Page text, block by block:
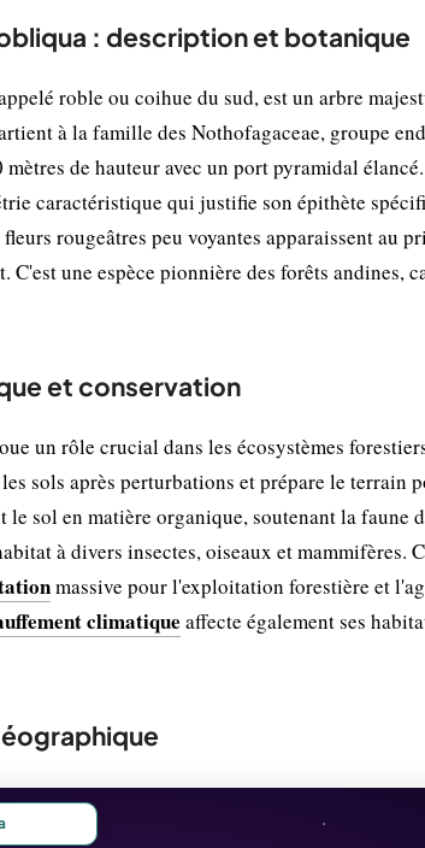
: description et botanique
roble ou coihue du sud, est un arbre
à la famille des Nothofagaceae, groupe
de hauteur avec un port pyramidal
caractéristique qui justifie son épithète
fleurs rougeâtres peu voyantes apparaissent au
C'est une espèce pionnière des forêts andines,
et conservation
un rôle crucial dans les écosystèmes
sols après perturbations et prépare le terrain
le sol en matière organique, soutenant la
à divers insectes, oiseaux et mammifères.
massive pour l'exploitation forestière et
climatique affecte également ses